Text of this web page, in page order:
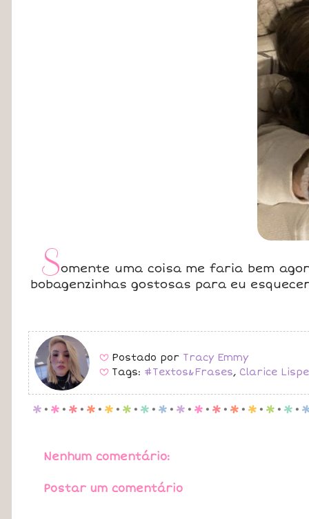
Somente uma coisa me faria bem
bobagenzinhas gostosas para eu
B Postado por Tracy Emmy
B Tags: #Textos&Frases, Clarice
p . p . p . p . p . p . p . p . p . p . p . p . p . p . p .
Nenhum comentário:
Postar um comentário